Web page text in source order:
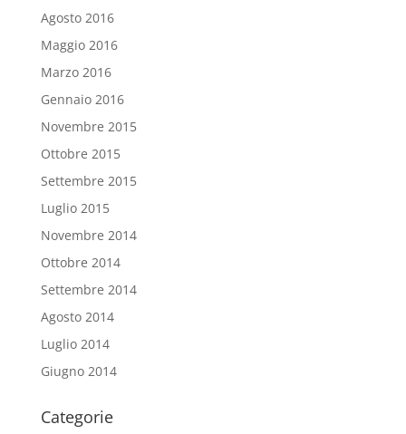
Agosto 2016
Maggio 2016
Marzo 2016
Gennaio 2016
Novembre 2015
Ottobre 2015
Settembre 2015
Luglio 2015
Novembre 2014
Ottobre 2014
Settembre 2014
Agosto 2014
Luglio 2014
Giugno 2014
Categorie